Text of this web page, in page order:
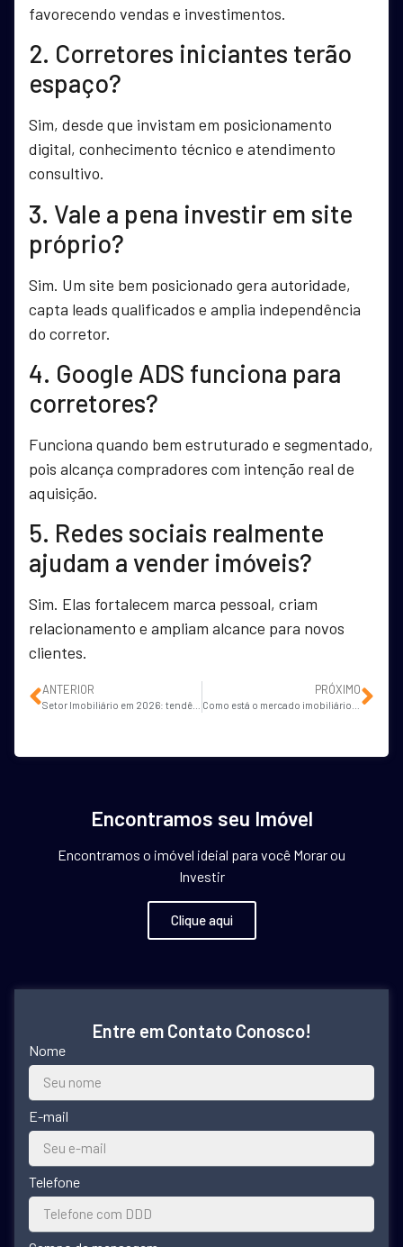
favorecendo vendas e investimentos.
2. Corretores iniciantes terão
espaço?
Sim, desde que invistam em posicionamento
digital, conhecimento técnico e atendimento
consultivo.
3. Vale a pena investir em site
próprio?
Sim. Um site bem posicionado gera autoridade,
capta leads qualificados e amplia independência
do corretor.
4. Google ADS funciona para
corretores?
Funciona quando bem estruturado e segmentado,
pois alcança compradores com intenção real de
aquisição.
5. Redes sociais realmente
ajudam a vender imóveis?
Sim. Elas fortalecem marca pessoal, criam
relacionamento e ampliam alcance para novos
clientes.
ANTERIOR PRÓXIMO
Encontramos seu Imóvel
Encontramos o imóvel ideial para você Morar ou
Investir
Clique aqui
Entre em Contato Conosco!
Nome
E-mail
Telefone